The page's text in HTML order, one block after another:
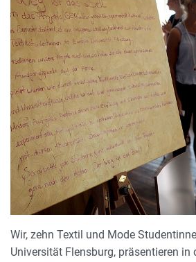
Wir, zehn Textil und Mode
Universität Flensburg, präsentieren in